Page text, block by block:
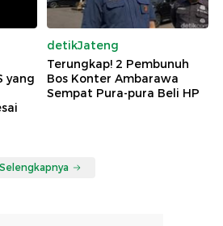
yang
detikJateng
Terungkap! 2 Pembunuh
Bos Konter Ambarawa
Sempat Pura-pura Beli HP
Selengkapnya